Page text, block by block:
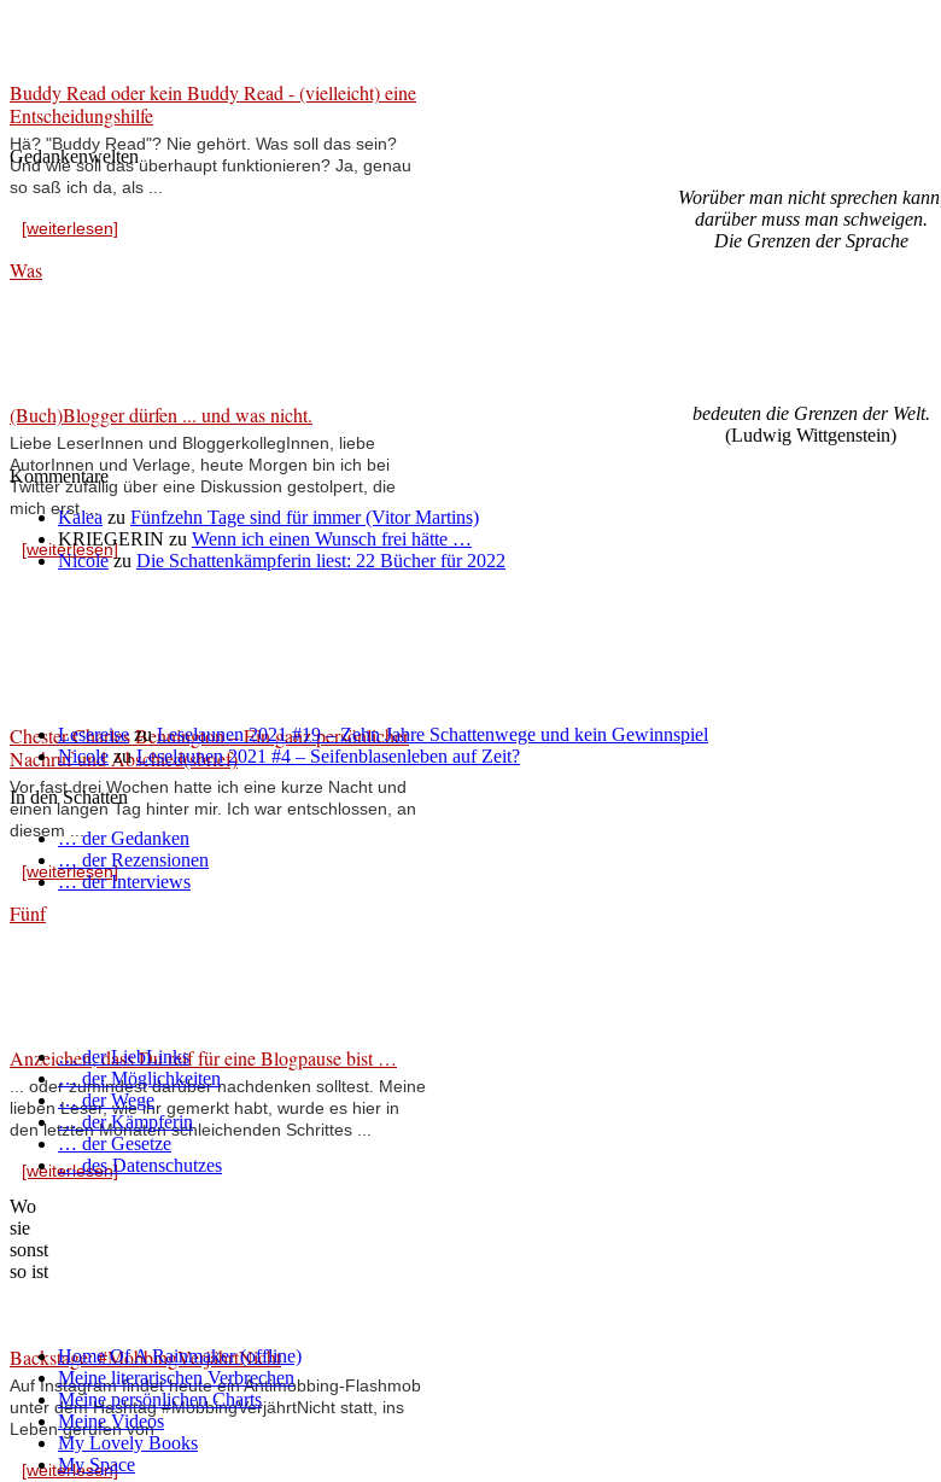
Buddy Read oder kein Buddy Read - (vielleicht) eine
Entscheidungshilfe
Hä? "Buddy Read"? Nie gehört. Was soll das sein?
Und wie soll das überhaupt funktionieren? Ja, genau
so saß ich da, als ...
[weiterlesen]
Was
(Buch)Blogger dürfen ... und was nicht.
Liebe LeserInnen und BloggerkollegInnen, liebe
AutorInnen und Verlage, heute Morgen bin ich bei
Twitter zufällig über eine Diskussion gestolpert, die
mich erst ...
[weiterlesen]
Chester Charles Bennington – Ein ganz persönlicher
Nachruf und Abschied(sbrief)
Vor fast drei Wochen hatte ich eine kurze Nacht und
einen langen Tag hinter mir. Ich war entschlossen, an
diesem ...
[weiterlesen]
Fünf
Anzeichen, dass Du reif für eine Blogpause bist …
... oder zumindest darüber nachdenken solltest. Meine
lieben Leser, wie ihr gemerkt habt, wurde es hier in
den letzten Monaten schleichenden Schrittes ...
[weiterlesen]
Backstage: #MobbingVerjährtNicht
Auf Instagram findet heute ein Antimobbing-Flashmob
unter dem Hashtag #MobbingVerjährtNicht statt, ins
Leben gerufen von
[weiterlesen]
Gedankenwelten
Worüber man nicht sprechen kann,
darüber muss man schweigen.
Die Grenzen der Sprache
bedeuten die Grenzen der Welt.
(Ludwig Wittgenstein)
Kommentare
Kalea zu Fünfzehn Tage sind für immer (Vitor Martins)
KRIEGERIN zu Wenn ich einen Wunsch frei hätte …
Nicolezu Die Schattenkämpferin liest: 22 Bücher für 2022
LesereisezuLeselaunen 2021 #19 – Zehn Jahre Schattenwege und kein Gewinnspiel
Nicole zuLeselaunen 2021 #4 – Seifenblasenleben auf Zeit?
In den Schatten
… der Gedanken
… der Rezensionen
… der Interviews
… der LiebLinks
… der Möglichkeiten
… der Wege
… der Kämpferin
… der Gesetze
… des Datenschutzes
Wo
sie
sonst
so ist
Home Of A Rainmaker (offline)
Meine literarischen Verbrechen
Meine persönlichen Charts
Meine Videos
My Lovely Books
My Space